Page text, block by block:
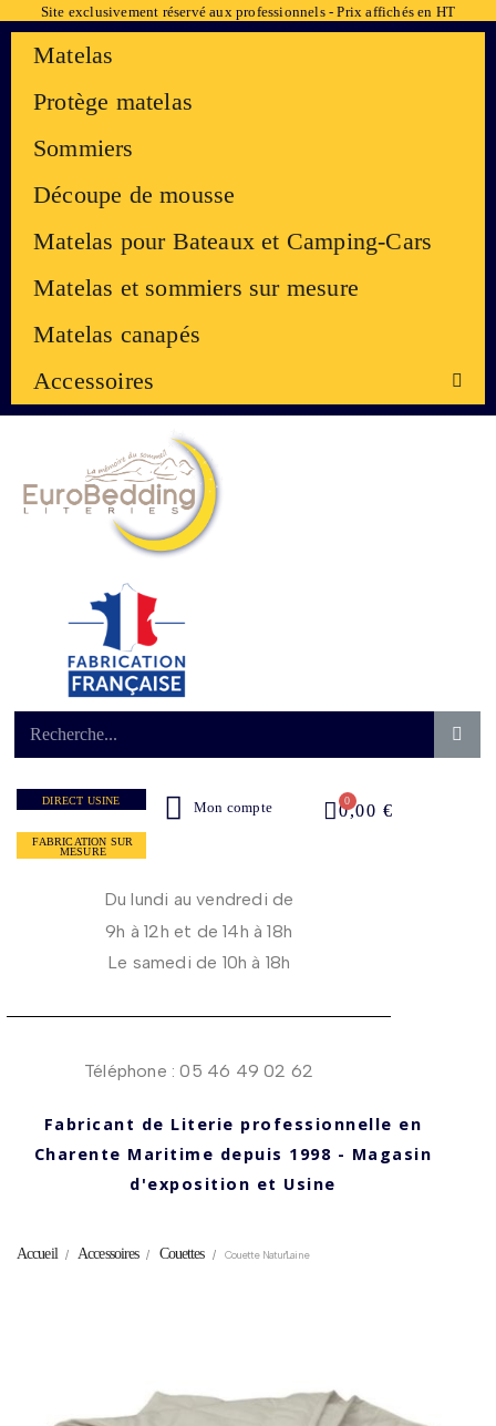
Site exclusivement réservé aux professionnels - Prix affichés en HT
Matelas
Protège matelas
Sommiers
Découpe de mousse
Matelas pour Bateaux et Camping-Cars
Matelas et sommiers sur mesure
Matelas canapés
Accessoires
DIRECT USINE
FABRICATION SUR
MESURE
Mon compte 0,00 €
Du lundi au vendredi de
9h à 12h et de 14h à 18h
Le samedi de 10h à 18h
Téléphone : 05 46 49 02 62
Fabricant de Literie professionnelle en
Charente Maritime depuis 1998 - Magasin
d'exposition et Usine
Accueil Accessoires Couettes Couette Natur'Laine